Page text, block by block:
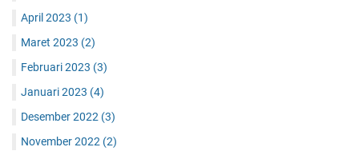
April 2023 (1)
Maret 2023 (2)
Februari 2023 (3)
Januari 2023 (4)
Desember 2022 (3)
November 2022 (2)